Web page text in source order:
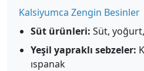
Kalsiyumca Zengin Besinler
Süt ürünleri: Süt,
Yeşil yapraklı sebzeler:
ıspanak